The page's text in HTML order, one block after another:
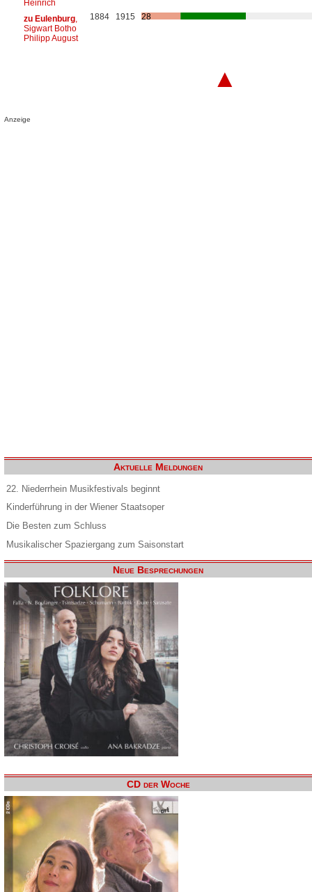
Heinrich
zu Eulenburg,
Sigwart Botho
Philipp August
1884 1915 28
▲
Anzeige
Aktuelle Meldungen
22. Niederrhein Musikfestivals beginnt
Kinderführung in der Wiener Staatsoper
Die Besten zum Schluss
Musikalischer Spaziergang zum Saisonstart
Neue Besprechungen
CD der Woche